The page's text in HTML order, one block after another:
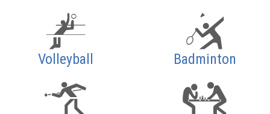
Volleyball Badminton